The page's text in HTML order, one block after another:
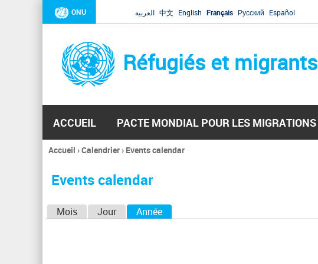
ONU العربية 中文 English Français Русский Español
Réfugiés et migrants
ACCUEIL PACTE MONDIAL POUR LES MIGRATIONS
Vous
ici
Accueil ›Calendrier› Events calendar
Events calendar
Mois Jour Année